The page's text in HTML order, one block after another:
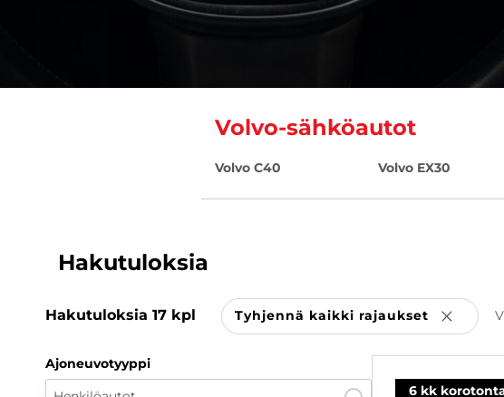
Volvo-sähköautot
Volvo C40 Volvo EX30
Hakutuloksia
Hakutuloksia 17 kpl Tyhjennä kaikki rajaukset Poista
Ajoneuvotyyppi
6 kk